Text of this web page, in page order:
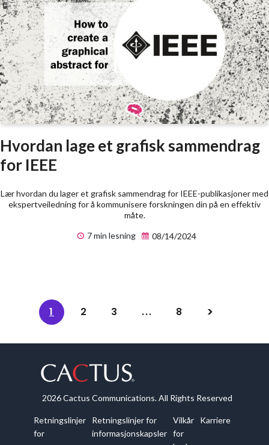
Hvordan lage et grafisk sammendrag
for IEEE
Lær hvordan du lager et grafisk sammendrag for IEEE-publikasjoner med
ekspertveiledning for å kommunisere forskningen din på en effektiv
måte.
7 min lesning
08/14/2024
1 2 3 ... 8
2026 Cactus Communications. All Rights Reserved
Retningslinjer
for
Retningslinjer for
informasjonskapsler
Vilkår
for
Karriere